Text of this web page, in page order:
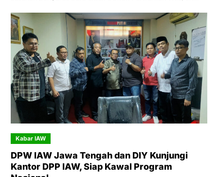
Kabar IAW
DPW IAW Jawa Tengah dan DIY Kunjungi
Kantor DPP IAW, Siap Kawal Program